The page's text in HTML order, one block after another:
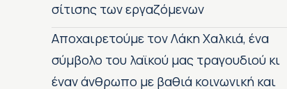
σίτισης των εργαζόμενων
Αποχαιρετούμε τον Λάκη Χαλκιά, ένα
σύμβολο του λαϊκού μας τραγουδιού κι
έναν άνθρωπο με βαθιά κοινωνική και